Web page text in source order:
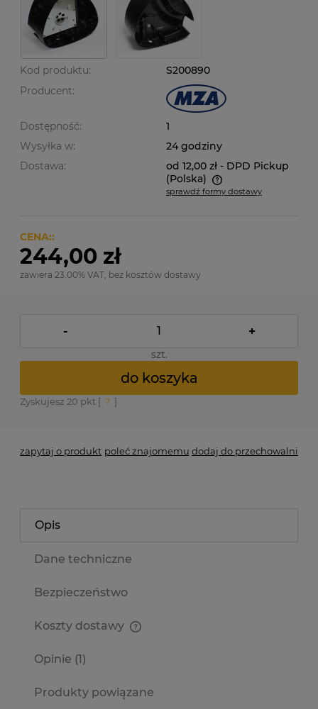
Kod produktu:
S200890
Producent:
Dostępność:
1
Wysyłka w:
24 godziny
Dostawa:
od 12,00 zł - DPD Pickup
(Polska)
Cena nie zawiera ewentualnych kosztów płatności
sprawdź formy dostawy
CENA::
244,00 zł
zawiera 23.00% VAT, bez kosztów dostawy
- +
szt.
do koszyka
Zyskujesz 20 pkt [ ? ]
zapytaj o produkt poleć znajomemu dodaj do przechowalni
Opis
Dane techniczne
Bezpieczeństwo
Koszty dostawy
Opinie (1)
Produkty powiązane